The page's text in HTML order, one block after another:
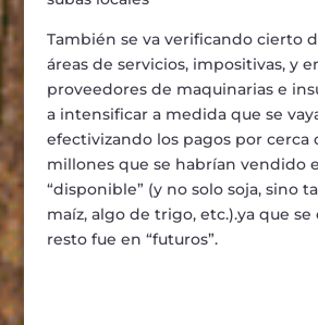
También se va verificando cierto
áreas de servicios, impositivas, y
proveedores de maquinarias e
a intensificar a medida que se
efectivizando los pagos por cerca
millones que se habrían vendido
“disponible” (y no solo soja, sino
maíz, algo de trigo, etc.).ya que
resto fue en “futuros”.